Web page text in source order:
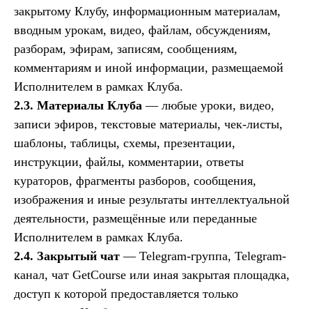
закрытому Клубу, информационным материалам,
вводным урокам, видео, файлам, обсуждениям,
разборам, эфирам, записям, сообщениям,
комментариям и иной информации, размещаемой
Исполнителем в рамках Клуба.
2.3. Материалы Клуба— любые уроки, видео,
записи эфиров, текстовые материалы, чек-листы,
шаблоны, таблицы, схемы, презентации,
инструкции, файлы, комментарии, ответы
кураторов, фрагменты разборов, сообщения,
изображения и иные результаты интеллектуальной
деятельности, размещённые или переданные
Исполнителем в рамках Клуба.
2.4. Закрытый чат— Telegram-группа, Telegram-
канал, чат GetCourse или иная закрытая площадка,
доступ к которой предоставляется только